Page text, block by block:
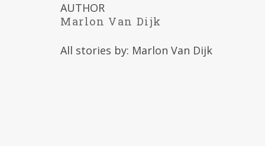
AUTHOR
Marlon Van Dijk
All stories by: Marlon Van Dijk